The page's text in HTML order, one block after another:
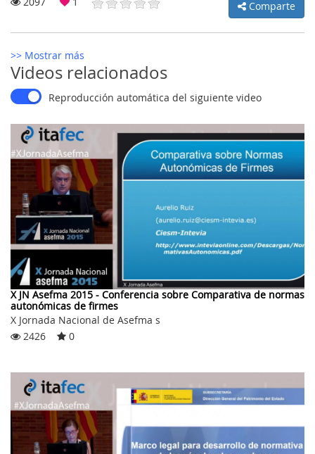
MI
CUENTA
NOTICIAS
BLOG
CLUB
AUTORES
CONTACTO
FAQ
Comparte:
Comparte
>> Mostrar más
Videos relacionados
Reproducción automática del siguiente video
X JN Asefma 2015 - Conferencia sobre Comparativa de normas
autonómicas de firmes
X Jornada Nacional de Asefma s
2426
0